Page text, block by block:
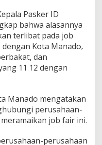
Pasker ID
bahwa alasannya
terlibat pada job
Kota Manado,
dan
11 12 dengan
Manado mengatakan
perusahaan-
job fair ini.
perusahaan